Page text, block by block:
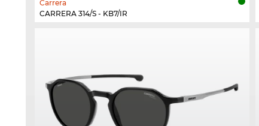
Carrera
CARRERA 314/S - KB7/IR